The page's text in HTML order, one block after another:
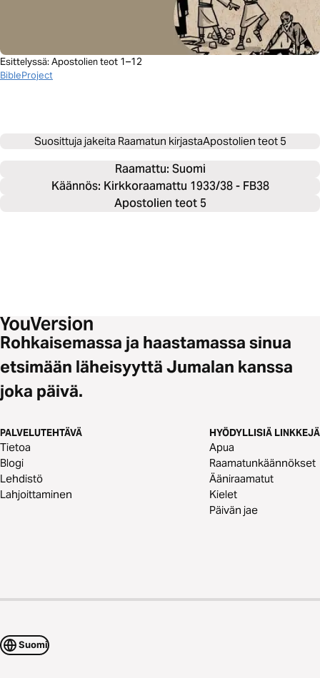
Esittelyssä: Apostolien teot 1–12
BibleProject
Suosittuja jakeita Raamatun kirjastaApostolien teot 5
Raamattu: Suomi
Käännös: Kirkkoraamattu 1933/38 - FB38
Apostolien teot 5
Rohkaisemassa ja haastamassa sinua
etsimään läheisyyttä Jumalan kanssa
joka päivä.
PALVELUTEHTÄVÄ
Tietoa
Blogi
Lehdistö
Lahjoittaminen
HYÖDYLLISIÄ LINKKEJÄ
Apua
Raamatunkäännökset
Ääniraamatut
Kielet
Päivän jae
Suomi